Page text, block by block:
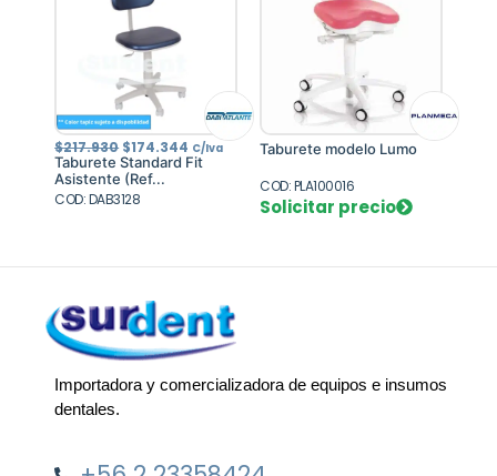
$217.930 El
precio
original
era:
$217.930.
$174.344 El
precio
actual
C/Iva
Taburete Standard Fit
Asistente (Ref...
COD: DAB3128
Taburete modelo Lumo
COD: PLA100016
Solicitar precio
Importadora y comercializadora de equipos e insumos
dentales.